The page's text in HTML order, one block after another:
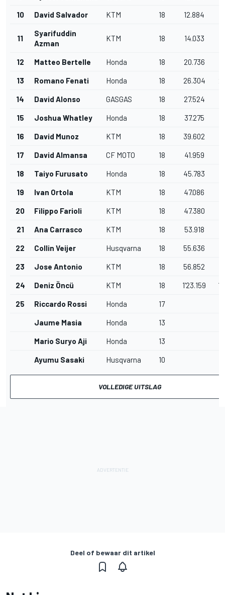
10 David Salvador KTM 18 12.884
11
Syarifuddin
Azman
KTM 18 14.033
12 Matteo Bertelle Honda 18 20.736
13 Romano Fenati Honda 18 26.304
14 David Alonso GASGAS 18 27.524
15 Joshua Whatley Honda 18 37.275
16 David Munoz KTM 18 39.602
17 David Almansa CF MOTO 18 41.959
18 Taiyo Furusato Honda 18 45.783
19 Ivan Ortola KTM 18 47.086
20 Filippo Farioli KTM 18 47.380
21 Ana Carrasco KTM 18 53.918
22 Collin Veijer Husqvarna 18 55.636
23 Jose Antonio KTM 18 56.852
24 Deniz Öncü KTM 18 1'23.159
25 Riccardo Rossi Honda 17
Jaume Masia Honda 13
Mario Suryo Aji Honda 13
Ayumu Sasaki Husqvarna 10
VOLLEDIGE UITSLAG
Deel of bewaar dit artikel